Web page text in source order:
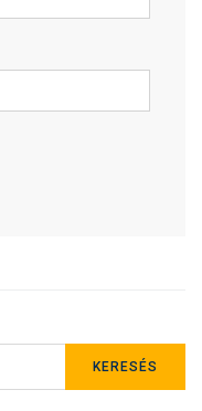
KERESÉS